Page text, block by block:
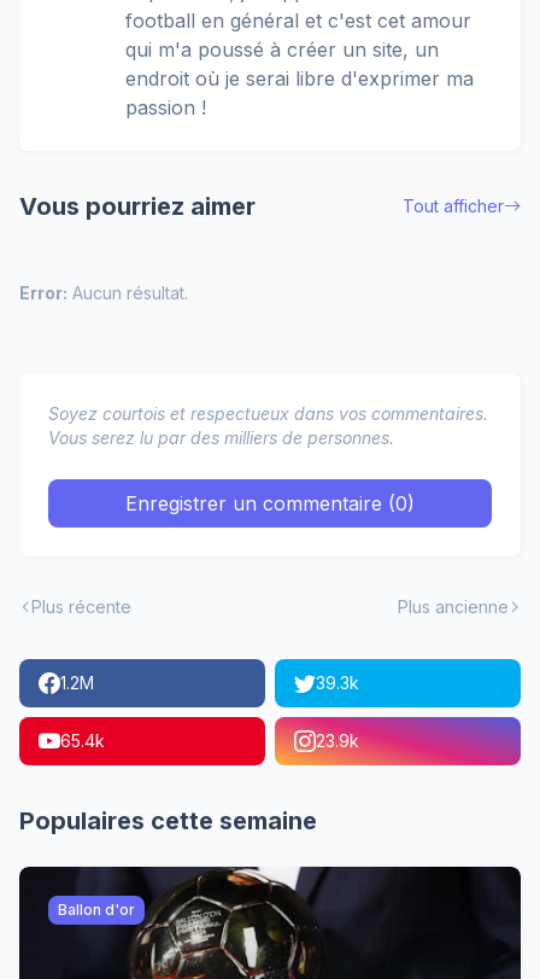
football en général et c'est cet amour
qui m'a poussé à créer un site, un
endroit où je serai libre d'exprimer ma
passion !
Vous pourriez aimer Tout afficher
Error: Aucun résultat.
Soyez courtois et respectueux dans vos commentaires.
Vous serez lu par des milliers de personnes.
Enregistrer un commentaire (0)
Plus récente Plus ancienne
1.2M 39.3k
65.4k 23.9k
Populaires cette semaine
Ballon d'or